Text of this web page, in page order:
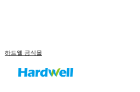
하드웰 공식몰